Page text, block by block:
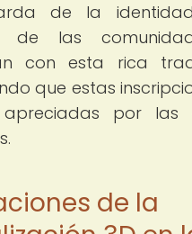
de la
de las
con esta rica
que estas
por las
de la